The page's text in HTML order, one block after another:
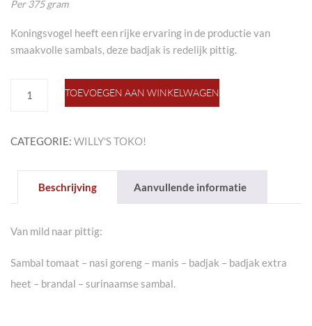
Per 375 gram
Koningsvogel heeft een rijke ervaring in de productie van
smaakvolle sambals, deze badjak is redelijk pittig.
sambal
heet
TOEVOEGEN AAN WINKELWAGEN
CATEGORIE: WILLY'S TOKO!
Beschrijving Aanvullende informatie
Van mild naar pittig:
Sambal tomaat – nasi goreng – manis – badjak – badjak extra
heet – brandal – surinaamse sambal.